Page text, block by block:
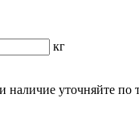
кг
наличие уточняйте по